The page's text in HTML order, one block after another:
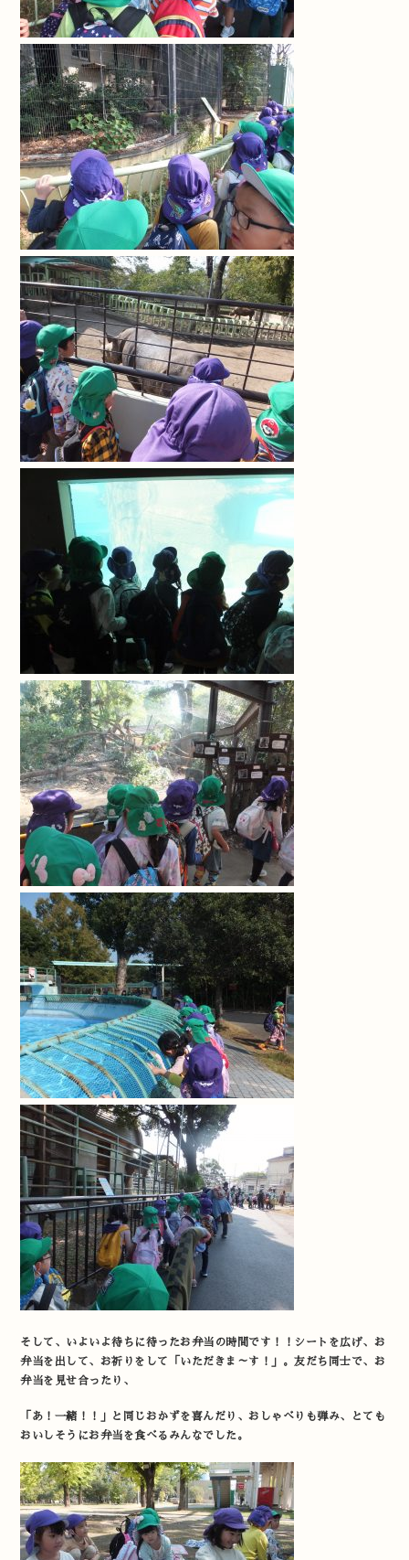
そして、いよいよ待ちに待ったお弁当の時間です！！シートを広げ、お
弁当を出して、お祈りをして「いただきま～す！」。友だち同士で、お
弁当を見せ合ったり、
「あ！一緒！！」と同じおかずを喜んだり、おしゃべりも弾み、とても
おいしそうにお弁当を食べるみんなでした。